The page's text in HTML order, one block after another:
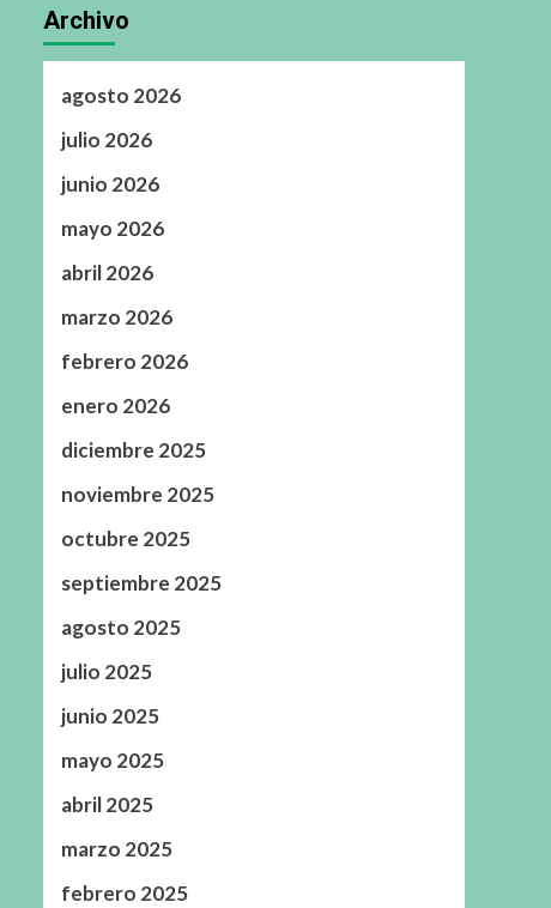
Archivo
agosto 2026
julio 2026
junio 2026
mayo 2026
abril 2026
marzo 2026
febrero 2026
enero 2026
diciembre 2025
noviembre 2025
octubre 2025
septiembre 2025
agosto 2025
julio 2025
junio 2025
mayo 2025
abril 2025
marzo 2025
febrero 2025